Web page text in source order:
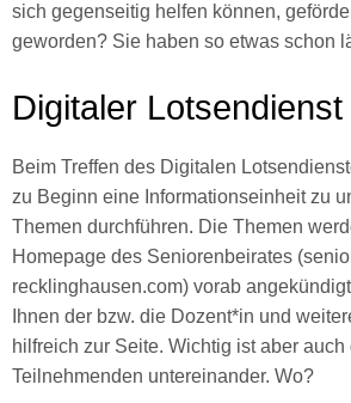
sich gegenseitig helfen können,
geworden? Sie haben so etwas schon
Digitaler Lotsendienst
Beim Treffen des Digitalen
zu Beginn eine Informationseinheit zu
Themen durchführen. Die Themen
Homepage des Seniorenbeirates
recklinghausen.com) vorab
Ihnen der bzw. die Dozent*in und
hilfreich zur Seite. Wichtig ist aber
Teilnehmenden untereinander. Wo?